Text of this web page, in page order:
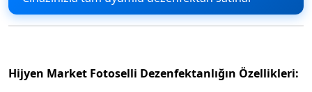
Hijyen Market Fotoselli Dezenfektanlığın Özellikleri: